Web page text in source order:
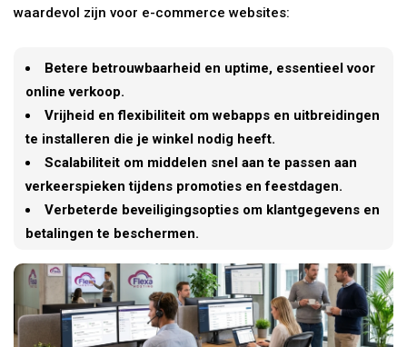
waardevol zijn voor e-commerce websites:
Betere betrouwbaarheid en uptime, essentieel voor
online verkoop.
Vrijheid en flexibiliteit om webapps en uitbreidingen
te installeren die je winkel nodig heeft.
Scalabiliteit om middelen snel aan te passen aan
verkeerspieken tijdens promoties en feestdagen.
Verbeterde beveiligingsopties om klantgegevens en
betalingen te beschermen.